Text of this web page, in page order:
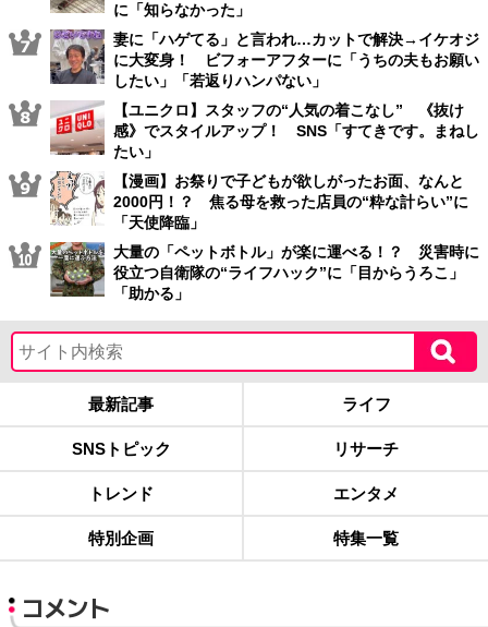
に「知らなかった」
妻に「ハゲてる」と言われ…カットで解決→イケオジ
に大変身！ ビフォーアフターに「うちの夫もお願い
したい」「若返りハンパない」
【ユニクロ】スタッフの“人気の着こなし” 《抜け
感》でスタイルアップ！ SNS「すてきです。まねし
たい」
【漫画】お祭りで子どもが欲しがったお面、なんと
2000円！？ 焦る母を救った店員の“粋な計らい”に
「天使降臨」
大量の「ペットボトル」が楽に運べる！？ 災害時に
役立つ自衛隊の“ライフハック”に「目からうろこ」
「助かる」
最新記事 ライフ
SNSトピック リサーチ
トレンド エンタメ
特別企画 特集一覧
コメント